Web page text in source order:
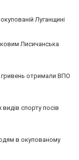
Луганщині
Лисичанська
гривень отримали ВПО
спорту посів
в окупованому